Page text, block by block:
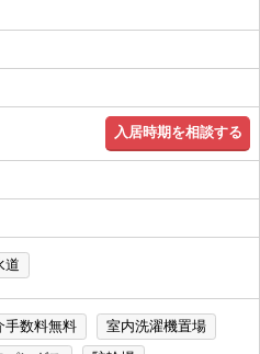
入居時期を相談する
道
手数料無料
室内洗濯機置場